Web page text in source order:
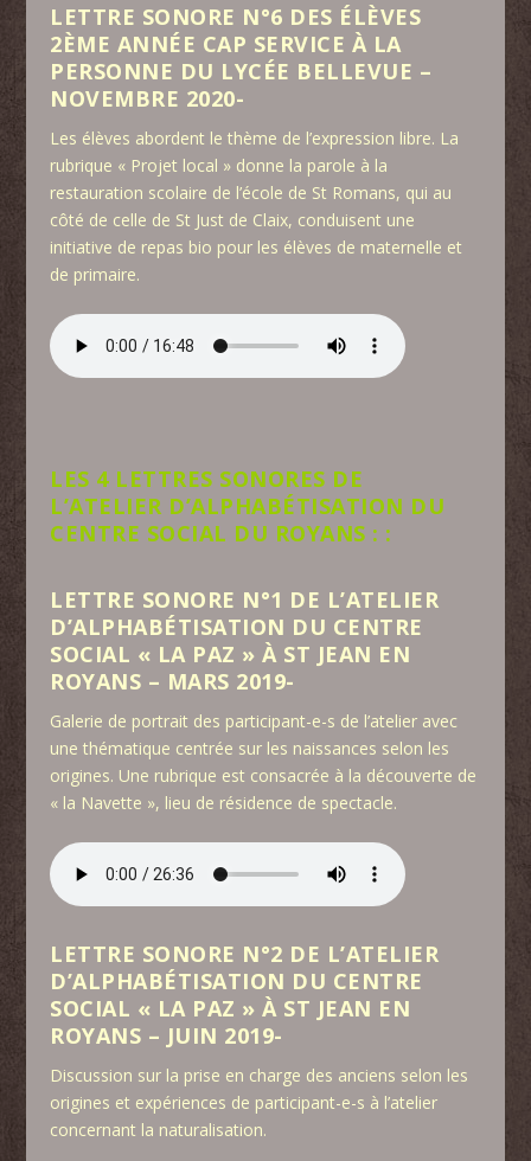
LETTRE SONORE N°6 DES ÉLÈVES
2ÈME ANNÉE CAP SERVICE À LA
PERSONNE DU LYCÉE BELLEVUE –
NOVEMBRE 2020-
Les élèves abordent le thème de l’expression libre. La
rubrique « Projet local » donne la parole à la
restauration scolaire de l’école de St Romans, qui au
côté de celle de St Just de Claix, conduisent une
initiative de repas bio pour les élèves de maternelle et
de primaire.
LES 4 LETTRES SONORES DE
L’ATELIER D’ALPHABÉTISATION DU
CENTRE SOCIAL DU ROYANS : :
LETTRE SONORE N°1 DE L’ATELIER
D’ALPHABÉTISATION DU CENTRE
SOCIAL « LA PAZ » À ST JEAN EN
ROYANS – MARS 2019-
Galerie de portrait des participant-e-s de l’atelier avec
une thématique centrée sur les naissances selon les
origines. Une rubrique est consacrée à la découverte de
« la Navette », lieu de résidence de spectacle.
LETTRE SONORE N°2 DE L’ATELIER
D’ALPHABÉTISATION DU CENTRE
SOCIAL « LA PAZ » À ST JEAN EN
ROYANS – JUIN 2019-
Discussion sur la prise en charge des anciens selon les
origines et expériences de participant-e-s à l’atelier
concernant la naturalisation.